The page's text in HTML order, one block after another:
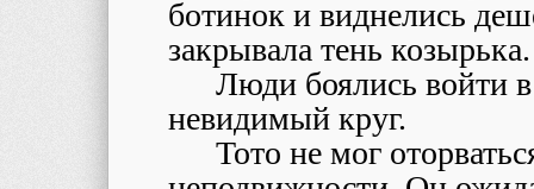
ботинок и виднелись
закрывала тень козырька.
Люди боялись войти
невидимый круг.
Тото не мог